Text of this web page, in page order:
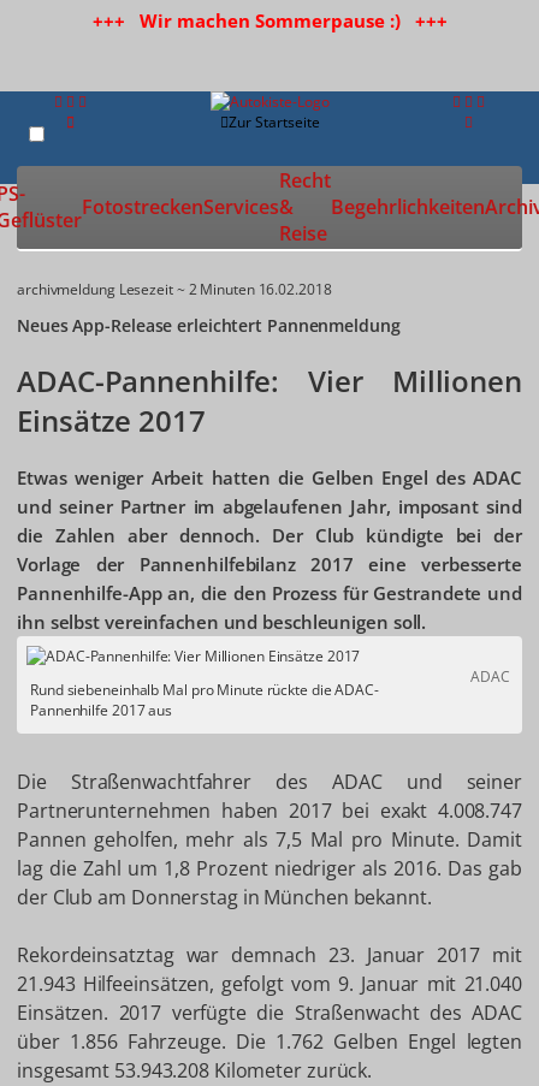
+++ Wir machen Sommerpause :) +++
Zur Startseite
FotostreckenServices
Recht
&
Reise
Begehrlichkeiten
archivmeldung Lesezeit ~ 2 Minuten 16.02.2018
Neues App-Release erleichtert Pannenmeldung
ADAC-Pannenhilfe: Vier Millionen
Einsätze 2017
Etwas weniger Arbeit hatten die Gelben Engel des ADAC
und seiner Partner im abgelaufenen Jahr, imposant sind
die Zahlen aber dennoch. Der Club kündigte bei der
Vorlage der Pannenhilfebilanz 2017 eine verbesserte
Pannenhilfe-App an, die den Prozess für Gestrandete und
ihn selbst vereinfachen und beschleunigen soll.
ADAC
Rund siebeneinhalb Mal pro Minute rückte die ADAC-
Pannenhilfe 2017 aus
Die Straßenwachtfahrer des ADAC und seiner
Partnerunternehmen haben 2017 bei exakt 4.008.747
Pannen geholfen, mehr als 7,5 Mal pro Minute. Damit
lag die Zahl um 1,8 Prozent niedriger als 2016. Das gab
der Club am Donnerstag in München bekannt.
Rekordeinsatztag war demnach 23. Januar 2017 mit
21.943 Hilfeeinsätzen, gefolgt vom 9. Januar mit 21.040
Einsätzen. 2017 verfügte die Straßenwacht des ADAC
über 1.856 Fahrzeuge. Die 1.762 Gelben Engel legten
insgesamt 53.943.208 Kilometer zurück.